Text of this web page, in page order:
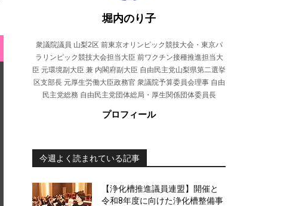
堀内のり子
衆議院議員 山梨2区 前東京オリンピック競技大会・東京パ
ラリンピック競技大会担当大臣 前ワクチン接種推進担当大
臣 元環境副大臣 兼 内閣府副大臣 自由民主党山梨県第二選挙
区支部長 元厚生労働大臣政務官 衆議院予算委員会理事 自由
民主党総務 自由民主党団体総局・厚生関係団体委員長
プロフィール
今週よく読まれている記事
【浄化槽推進議員連盟】開催と
令和8年度に向けた浄化槽整備事